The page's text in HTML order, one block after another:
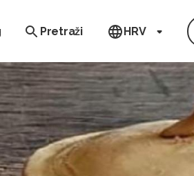
Pretraži HRV